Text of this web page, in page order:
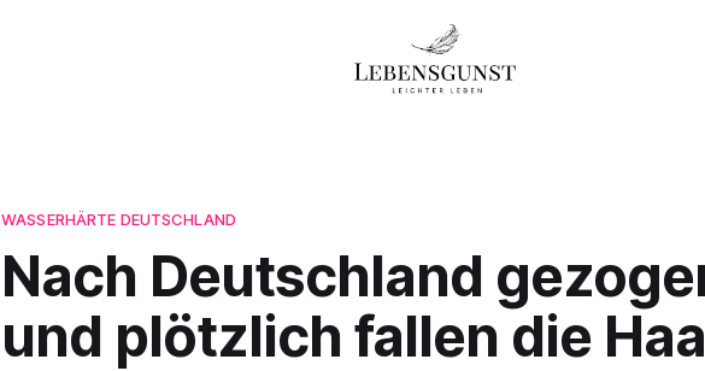
WASSERHÄRTE DEUTSCHLAND
Nach Deutschland
und plötzlich fallen die